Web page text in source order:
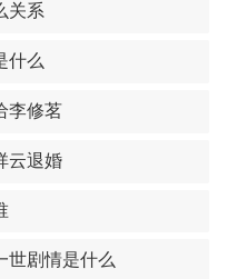
关系
什么
李修茗
云退婚
世剧情是什么